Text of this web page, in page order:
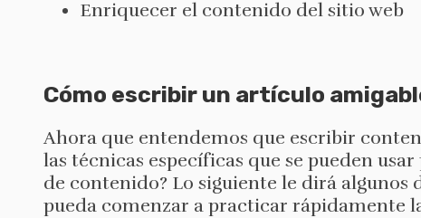
Enriquecer el contenido del sitio web
Cómo escribir un artículo
Ahora que entendemos que escribir
las técnicas específicas que se pueden
de contenido? Lo siguiente le dirá
pueda comenzar a practicar rápidamente